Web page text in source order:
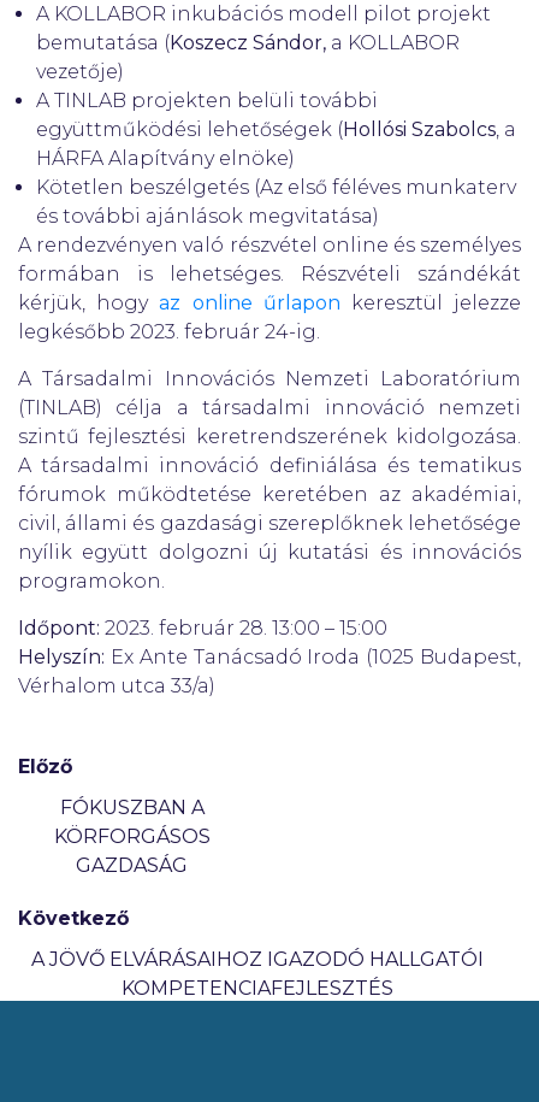
A KOLLABOR inkubációs modell pilot projekt
bemutatása (Koszecz Sándor, a KOLLABOR
vezetője)
A TINLAB projekten belüli további
együttműködési lehetőségek (Hollósi Szabolcs, a
HÁRFA Alapítvány elnöke)
Kötetlen beszélgetés (Az első féléves munkaterv
és további ajánlások megvitatása)
A rendezvényen való részvétel online és személyes
formában is lehetséges. Részvételi szándékát
kérjük, hogyaz online űrlapon keresztül jelezze
legkésőbb 2023. február 24-ig.
A Társadalmi Innovációs Nemzeti Laboratórium
(TINLAB) célja a társadalmi innováció nemzeti
szintű fejlesztési keretrendszerének kidolgozása.
A társadalmi innováció definiálása és tematikus
fórumok működtetése keretében az akadémiai,
civil, állami és gazdasági szereplőknek lehetősége
nyílik együtt dolgozni új kutatási és innovációs
programokon.
Időpont: 2023. február 28. 13:00 – 15:00
Helyszín: Ex Ante Tanácsadó Iroda (1025 Budapest,
Vérhalom utca 33/a)
Előző
FÓKUSZBAN A
KÖRFORGÁSOS
GAZDASÁG
Következő
A JÖVŐ ELVÁRÁSAIHOZ IGAZODÓ HALLGATÓI
KOMPETENCIAFEJLESZTÉS